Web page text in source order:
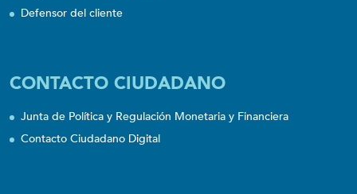
Defensor del cliente
CONTACTO CIUDADANO
Junta de Política y Regulación Monetaria y Financiera
Contacto Ciudadano Digital